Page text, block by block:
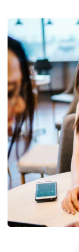
Business
Coaching